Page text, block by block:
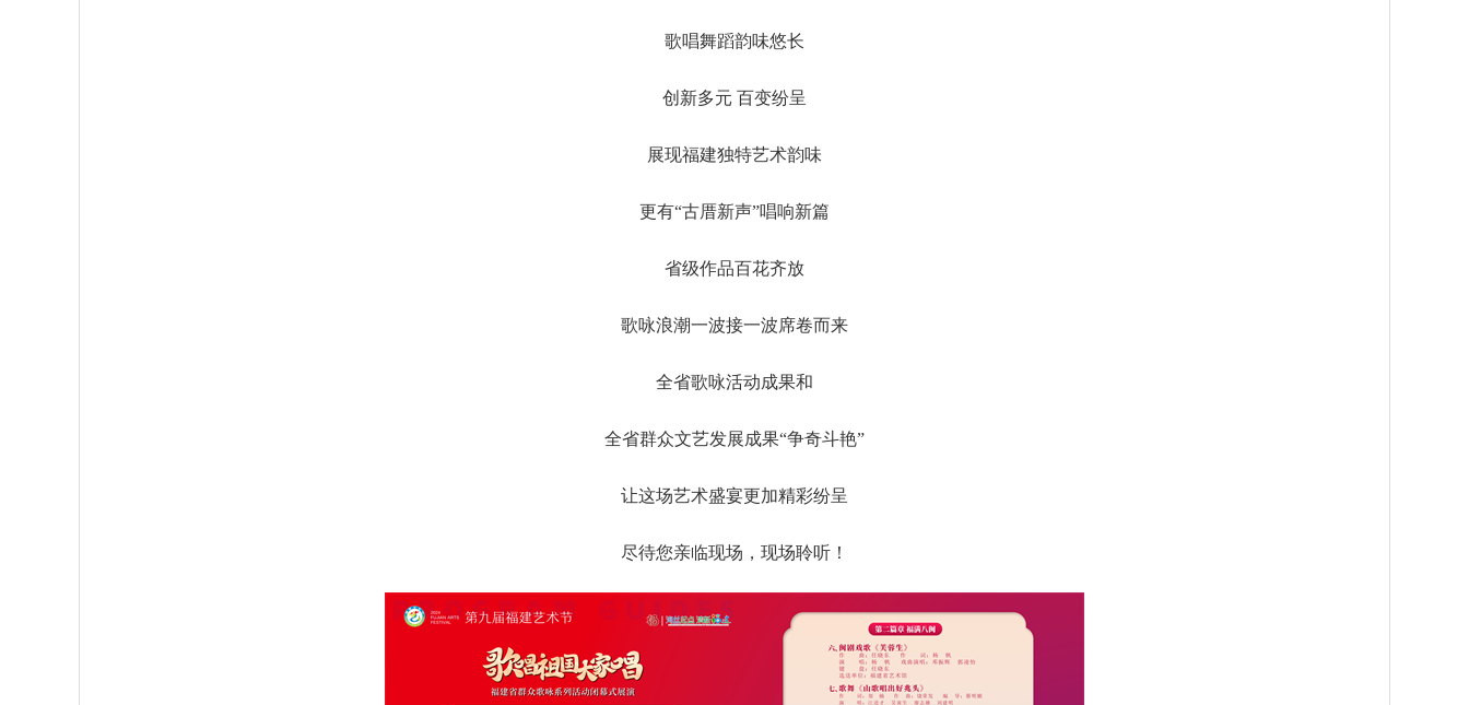
歌唱舞蹈韵味悠长
创新多元 百变纷呈
展现福建独特艺术韵味
更有“古厝新声”唱响新篇
省级作品百花齐放
歌咏浪潮一波接一波席卷而来
全省歌咏活动成果和
全省群众文艺发展成果“争奇斗艳”
让这场艺术盛宴更加精彩纷呈
尽待您亲临现场，现场聆听！